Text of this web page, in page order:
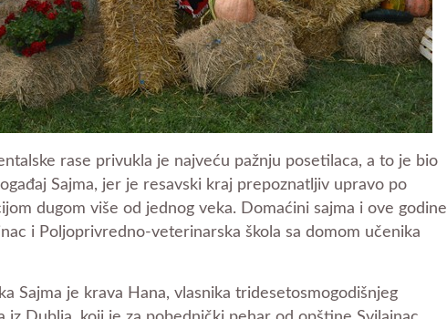
rase privukla je najveću pažnju posetilaca, a to je bio
Sajma, jer je resavski kraj prepoznatljiv upravo po
dugom više od jednog veka. Domaćini sajma i ove godine
i Poljoprivredno-veterinarska škola sa domom učenika
Sajma je krava Hana, vlasnika tridesetosmogodišnjeg